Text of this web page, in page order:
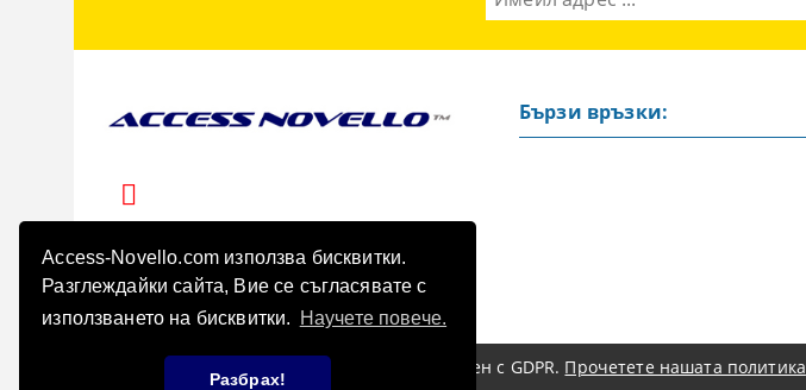
Access-Novello.com използва бисквитки.
Разглеждайки сайта, Вие се съгласявате с
използването на бисквитки.
Научете повече.
Разбрах!
Бързи връзки:
Нашият онлайн магазин е 100% съобразен с GDPR. Прочетете нашата политика